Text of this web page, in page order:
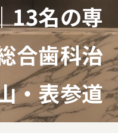
13名の専
合歯科治
・表参道